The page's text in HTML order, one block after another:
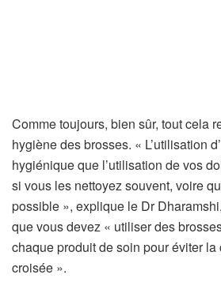
Comme toujours, bien sûr, tout cela
hygiène des brosses. « L’utilisation
hygiénique que l’utilisation de vos
si vous les nettoyez souvent, voire
possible », explique le Dr
que vous devez « utiliser des
chaque produit de soin pour éviter la
croisée ».